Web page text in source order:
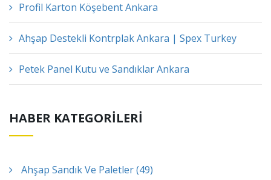
Profil Karton Köşebent Ankara
Ahşap Destekli Kontrplak Ankara | Spex Turkey
Petek Panel Kutu ve Sandıklar Ankara
HABER KATEGORİLERİ
Ahşap Sandık Ve Paletler (49)